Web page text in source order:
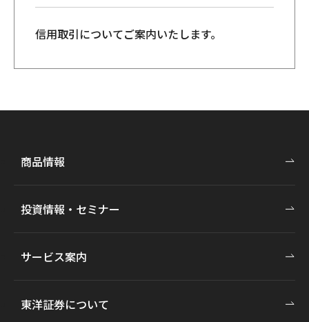
信用取引についてご案内いたします。
商品情報
投資情報・セミナー
サービス案内
東洋証券について